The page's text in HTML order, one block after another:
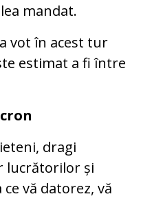
mandat.
vot în acest tur
estimat a fi între
dragi
lucrătorilor și
vă datorez, vă